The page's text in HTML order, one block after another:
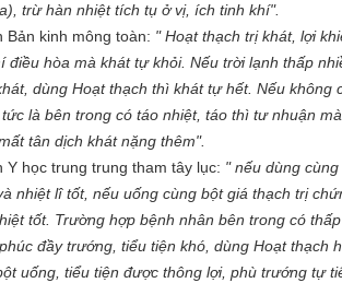
trừ hàn nhiệt tích tụ ở vị, ích tinh khí".
Bản kinh mông toàn: " Hoạt thạch trị khát, lợi
điều hòa mà khát tự khỏi. Nếu trời lạnh thấp
dùng Hoạt thạch thì khát tự hết. Nếu không
là bên trong có táo nhiệt, táo thì tư nhuận
tân dịch khát nặng thêm".
Y học trung trung tham tây lục: " nếu dùng
nhiệt lî tốt, nếu uống cùng bột giá thạch trị
tốt. Trường hợp bệnh nhân bên trong có
đầy trướng, tiểu tiện khó, dùng Hoạt thạch
uống, tiểu tiện được thông lợi, phù trướng tự